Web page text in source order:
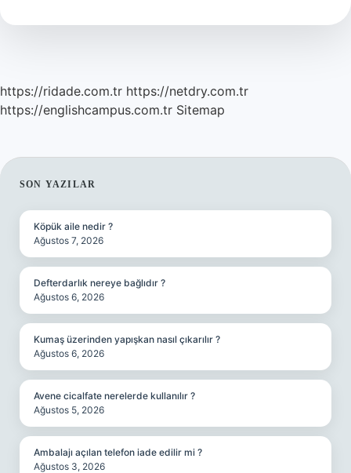
https://ridade.com.tr https://netdry.com.tr
https://englishcampus.com.tr Sitemap
SIDEBAR
SON YAZILAR
Köpük aile nedir ?
Ağustos 7, 2026
Defterdarlık nereye bağlıdır ?
Ağustos 6, 2026
Kumaş üzerinden yapışkan nasıl çıkarılır ?
Ağustos 6, 2026
Avene cicalfate nerelerde kullanılır ?
Ağustos 5, 2026
Ambalajı açılan telefon iade edilir mi ?
Ağustos 3, 2026